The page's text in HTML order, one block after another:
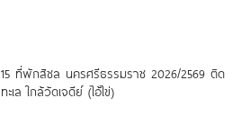
15 ที่พักสิชล นครศรีธรรมราช 2026/2569 ติด
ทะเล ใกล้วัดเจดีย์ (ไอ้ไข่)